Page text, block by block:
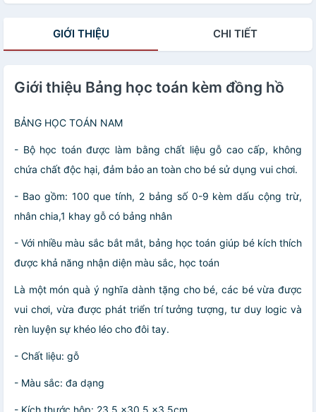
GIỚI THIỆU CHI TIẾT
Giới thiệu Bảng học toán kèm đồng hồ
BẢNG HỌC TOÁN NAM
- Bộ học toán được làm bằng chất liệu gỗ cao cấp, không
chứa chất độc hại, đảm bảo an toàn cho bé sử dụng vui chơi.
- Bao gồm: 100 que tính, 2 bảng số 0-9 kèm dấu cộng trừ,
nhân chia,1 khay gỗ có bảng nhân
- Với nhiều màu sắc bắt mắt, bảng học toán giúp bé kích thích
được khả năng nhận diện màu sắc, học toán
Là một món quà ý nghĩa dành tặng cho bé, các bé vừa được
vui chơi, vừa được phát triển trí tưởng tượng, tư duy logic và
rèn luyện sự khéo léo cho đôi tay.
- Chất liệu: gỗ
- Màu sắc: đa dạng
- Kích thước hộp: 23.5 x30.5 x3.5cm